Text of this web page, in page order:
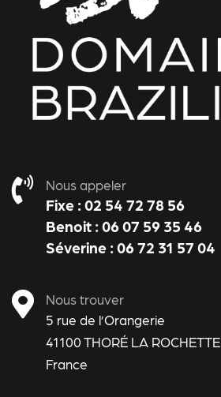
Nous appeler
Fixe : 02 54 72 78 56
Benoit : 06 07 59 35 46
Séverine : 06 72 31 57 04
Nous trouver
5 rue de l’Orangerie
41100 THORÉ LA ROCHETTE
France